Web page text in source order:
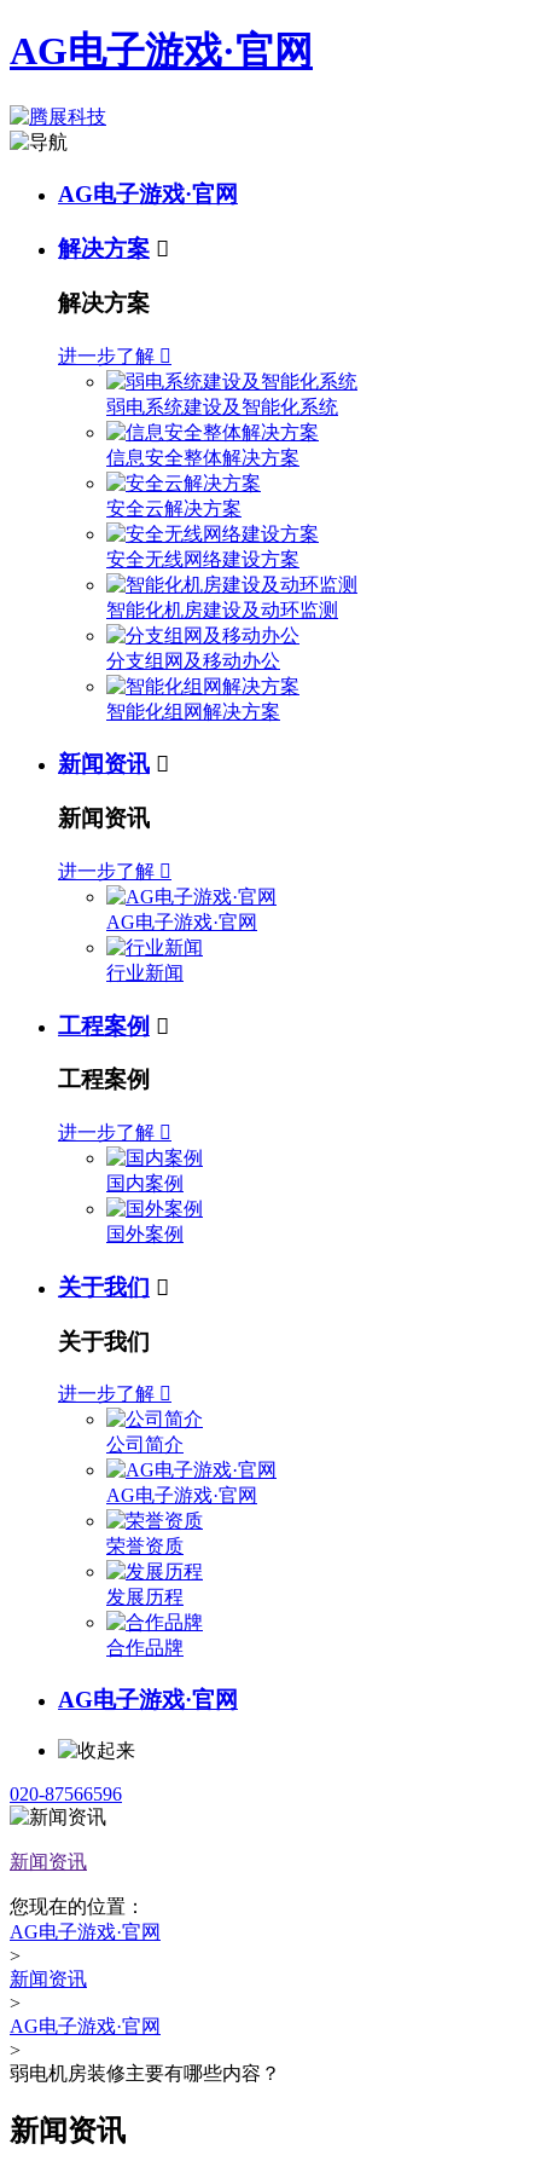
AG电子游戏·官网
AG电子游戏·官网
解决方案 
解决方案
进一步了解 
弱电系统建设及智能化系统
信息安全整体解决方案
安全云解决方案
安全无线网络建设方案
智能化机房建设及动环监测
分支组网及移动办公
智能化组网解决方案
新闻资讯 
新闻资讯
进一步了解 
AG电子游戏·官网
行业新闻
工程案例 
工程案例
进一步了解 
国内案例
国外案例
关于我们 
关于我们
进一步了解 
公司简介
AG电子游戏·官网
荣誉资质
发展历程
合作品牌
AG电子游戏·官网
020-87566596
新闻资讯
您现在的位置：
AG电子游戏·官网
>
新闻资讯
>
AG电子游戏·官网
>
弱电机房装修主要有哪些内容？
新闻资讯